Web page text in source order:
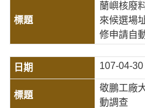
蘭嶼核廢
來候選場
修申請自
107-04-30
敬鵬工廠
動調查